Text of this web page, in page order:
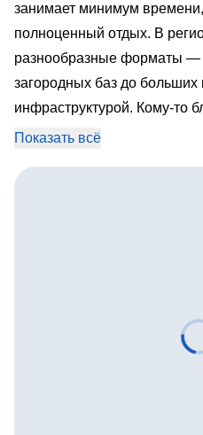
занимает минимум
полноценный отдых. В
разнообразные форматы —
загородных баз до больших
инфраструктурой. Кому-то
у леса, другим нравится
ищет активный досуг с
интересной. В этой статье
варианты, которые помогут
Показать всё